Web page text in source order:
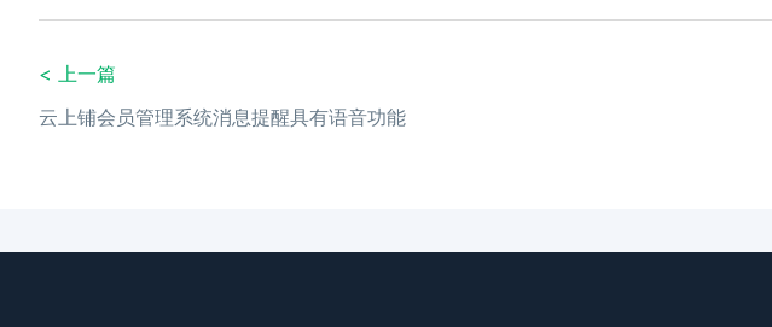
< 上一篇
云上铺会员管理系统消息提醒具有语音功能